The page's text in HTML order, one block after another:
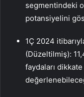
segmentindeki
potansiyelini
1Ç 2024
(Düzeltilmiş):
faydaları